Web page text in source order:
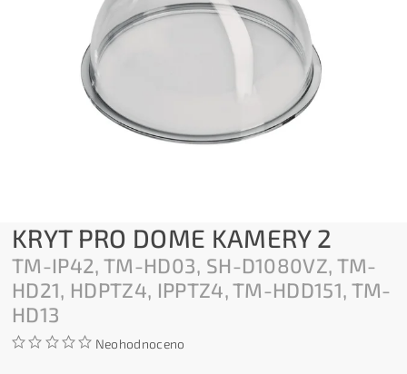
KRYT PRO DOME KAMERY 2
TM-IP42, TM-HD03, SH-D1080VZ, TM-
HD21, HDPTZ4, IPPTZ4, TM-HDD151, TM-
HD13
Neohodnoceno